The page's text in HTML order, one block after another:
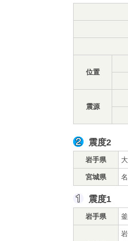
位置
震源
震度2
岩手県
宮城県
震度1
岩手県